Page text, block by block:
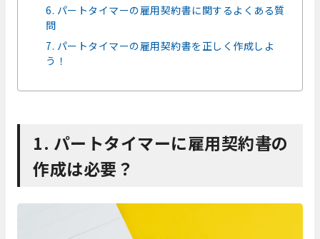
6. パートタイマーの雇用契約書に関するよくある質
問
7. パートタイマーの雇用契約書を正しく作成しよ
う！
1. パートタイマーに雇用契約書の
作成は必要？